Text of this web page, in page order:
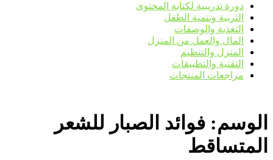
دورة تدريبية لكتابة المحتوى
التربية وتنمية الطفل
التغذية والوصفات
المال والعمل من المنزل
المنزل والتنظيم
التقنية والتطبيقات
مراجعات المنتجات
الوسم: فوائد الصبار للشعر
المتساقط